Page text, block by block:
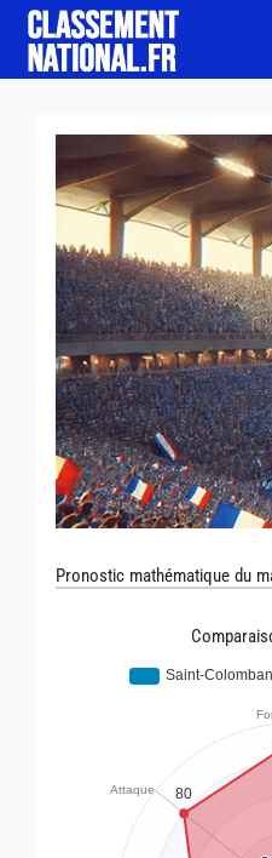
Pronostic mathématique du